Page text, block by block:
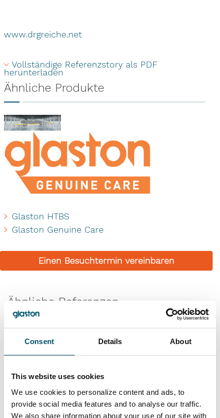
Consent Details About
This website uses cookies
We use cookies to personalize content and ads, to
provide social media features and to analyse our traffic.
We also share information about your use of our site with
www.drgreiche.net
Vollständige Referenzstory als PDF
herunterladen
Ähnliche Produkte
Glaston HTBS
Glaston Genuine Care
Einen Besuchtermin vereinbaren
Ähnliche Referenzen